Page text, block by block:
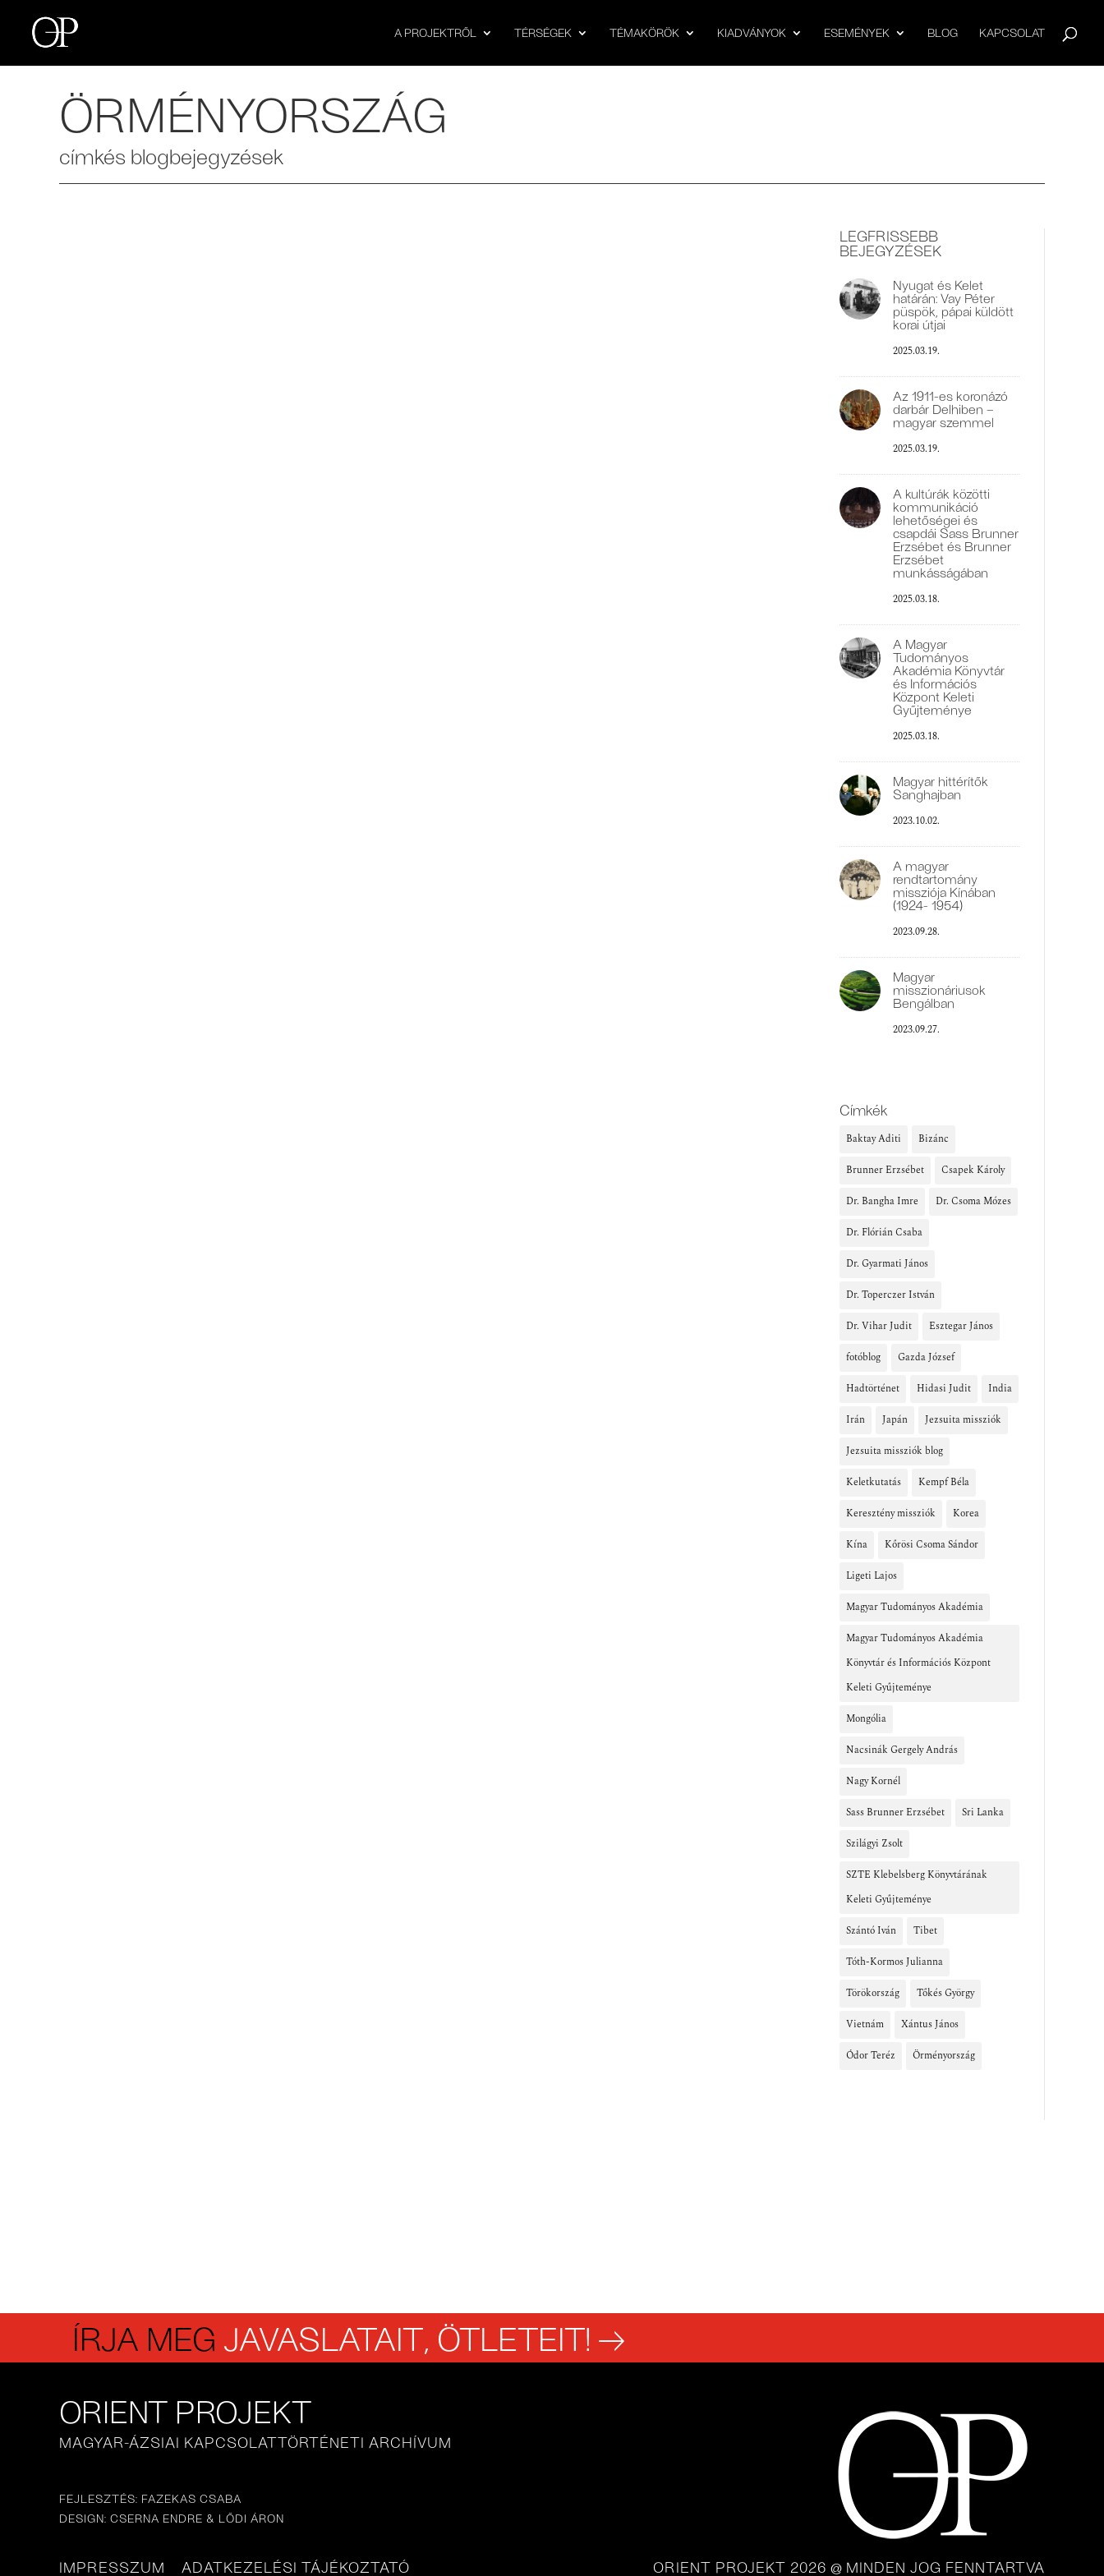
A PROJEKTRŐL TÉRSÉGEK TÉMAKÖRÖK KIADVÁNYOK ESEMÉNYEK BLOG KAPCSOLAT
ÖRMÉNYORSZÁG
címkés blogbejegyzések
LEGFRISSEBB
BEJEGYZÉSEK
Nyugat és Kelet
határán: Vay Péter
püspök, pápai küldött
korai útjai
2025.03.19.
Az 1911-es koronázó
darbár Delhiben –
magyar szemmel
2025.03.19.
A kultúrák közötti
kommunikáció
lehetőségei és
csapdái Sass Brunner
Erzsébet és Brunner
Erzsébet
munkásságában
2025.03.18.
A Magyar
Tudományos
Akadémia Könyvtár
és Információs
Központ Keleti
Gyűjteménye
2025.03.18.
Magyar hittérítők
Sanghajban
2023.10.02.
A magyar
rendtartomány
missziója Kínában
(1924- 1954)
2023.09.28.
Magyar
misszionáriusok
Bengálban
2023.09.27.
Címkék
Baktay Aditi
Bizánc
Brunner Erzsébet
Csapek Károly
Dr. Bangha Imre
Dr. Csoma Mózes
Dr. Flórián Csaba
Dr. Gyarmati János
Dr. Toperczer István
Dr. Vihar Judit
Esztegar János
fotóblog
Gazda József
Hadtörténet
Hidasi Judit
India
Irán
Japán
Jezsuita missziók
Jezsuita missziók blog
Keletkutatás
Kempf Béla
Keresztény missziók
Korea
Kína
Kőrösi Csoma Sándor
Ligeti Lajos
Magyar Tudományos Akadémia
Magyar Tudományos Akadémia
Könyvtár és Információs Központ
Keleti Gyűjteménye
Mongólia
Nacsinák Gergely András
Nagy Kornél
Sass Brunner Erzsébet
Sri Lanka
Szilágyi Zsolt
SZTE Klebelsberg Könyvtárának
Keleti Gyűjteménye
Szántó Iván
Tibet
Tóth-Kormos Julianna
Törökország
Tőkés György
Vietnám
Xántus János
Ódor Teréz
Örményország
ÍRJA MEG JAVASLATAIT, ÖTLETEIT! →
ORIENT PROJEKT
MAGYAR-ÁZSIAI KAPCSOLATTÖRTÉNETI ARCHÍVUM
FEJLESZTÉS: FAZEKAS CSABA
DESIGN: CSERNA ENDRE & LŐDI ÁRON
IMPRESSZUM ADATKEZELÉSI TÁJÉKOZTATÓ ORIENT PROJEKT 2026 @ MINDEN JOG FENNTARTVA